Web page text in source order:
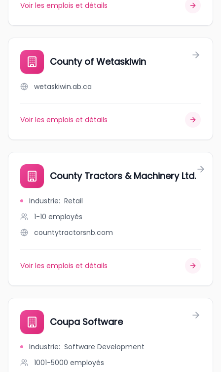
Voir les emplois et détails
County of Wetaskiwin
wetaskiwin.ab.ca
Voir les emplois et détails
County Tractors & Machinery Ltd.
Industrie: Retail
1-10 employés
countytractorsnb.com
Voir les emplois et détails
Coupa Software
Industrie: Software Development
1001-5000 employés